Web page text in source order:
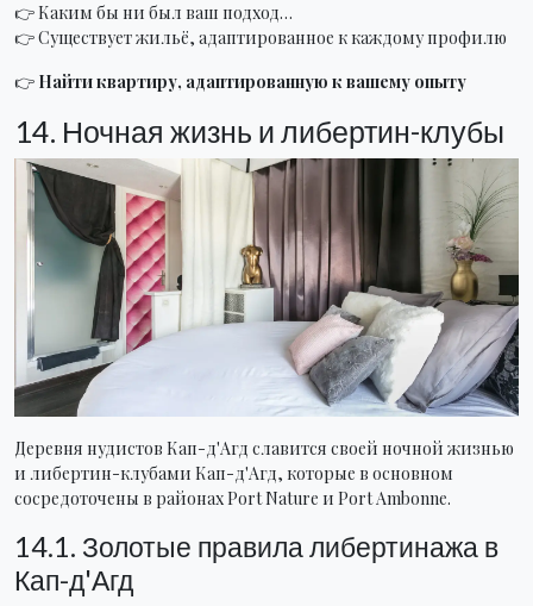
👉 Каким бы ни был ваш подход…
👉 Существует жильё, адаптированное к каждому профилю
👉 Найти квартиру, адаптированную к вашему опыту
14. Ночная жизнь и либертин-клубы
Деревня нудистов Кап-д'Агд славится своей ночной жизнью
и либертин-клубами Кап-д'Агд, которые в основном
сосредоточены в районах Port Nature и Port Ambonne.
14.1. Золотые правила либертинажа в
Кап-д'Агд